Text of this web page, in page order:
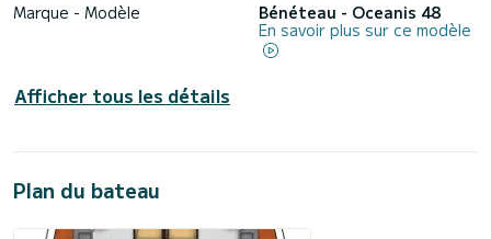
Marque - Modèle
Bénéteau - Oceanis 48
En savoir plus sur ce modèle
Afficher tous les détails
Plan du bateau